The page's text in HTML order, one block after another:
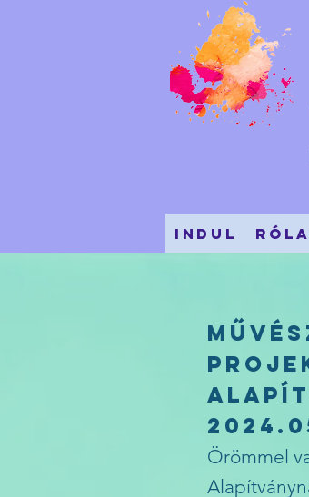
indul
Örömmel